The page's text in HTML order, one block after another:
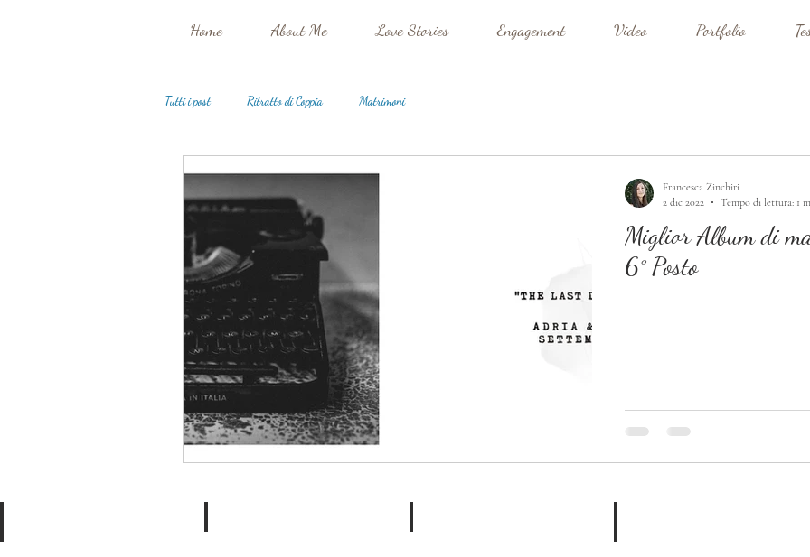
Home About Me Love Stories Engagement Video Portfolio
Tutti i post Ritratto di Coppia Matrimoni
Miglior Album di
6° Posto
Francesca Zinchiri
2 dic 2022
Tempo di lettura: 1